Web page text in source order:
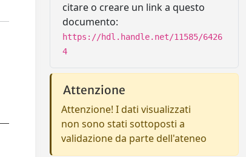
citare o creare un link a questo
documento:
https://hdl.handle.net/11585/6426
4
Attenzione
Attenzione! I dati visualizzati
non sono stati sottoposti a
validazione da parte dell'ateneo